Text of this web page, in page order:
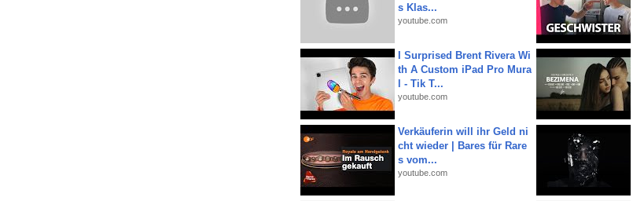
s Klas...
youtube.com
I Surprised Brent Rivera Wi
th A Custom iPad Pro Mura
l - Tik T...
youtube.com
Verkäuferin will ihr Geld ni
cht wieder | Bares für Rare
s vom...
youtube.com